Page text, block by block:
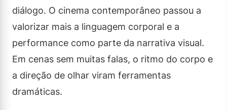
diálogo. O cinema contemporâneo passou a
valorizar mais a linguagem corporal e a
performance como parte da narrativa visual.
Em cenas sem muitas falas, o ritmo do corpo e
a direção de olhar viram ferramentas
dramáticas.